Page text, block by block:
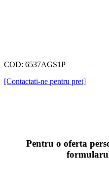
COD: 6537AGS1P
[Contactati-ne pentru pret]
Pentru o oferta